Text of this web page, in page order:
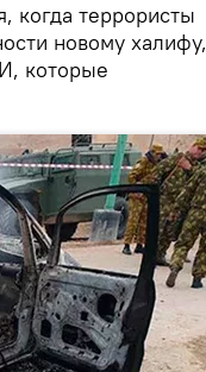
когда террористы
новому халифу,
которые